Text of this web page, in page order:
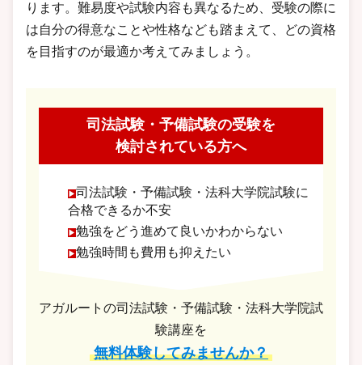
ります。難易度や試験内容も異なるため、受験の際に
は自分の得意なことや性格なども踏まえて、どの資格
を目指すのが最適か考えてみましょう。
司法試験・予備試験の受験を
検討されている方へ
司法試験・予備試験・法科大学院試験に
合格できるか不安
勉強をどう進めて良いかわからない
勉強時間も費用も抑えたい
アガルートの司法試験・予備試験・法科大学院試
験講座を
無料体験してみませんか？